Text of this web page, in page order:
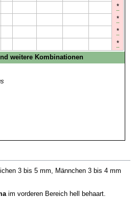
*
*
*
*
weitere Kombinationen
3 bis 5 mm, Männchen 3 bis 4 mm
im vorderen Bereich hell behaart.